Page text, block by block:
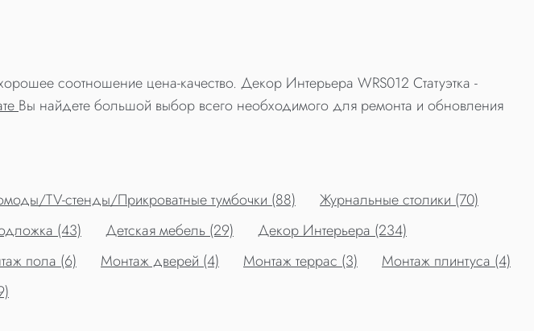
соотношение цена-качество. Декор Интерьера WRS012 Статуэтка -
Вы найдете большой выбор всего необходимого для ремонта и обновления
TV-стенды/Прикроватные тумбочки (88)
Журнальные столики (70)
(43) Детская мебель (29)
Декор Интерьера (234)
пола (6) Монтаж дверей (4) Монтаж террас (3)
Монтаж плинтуса (4)